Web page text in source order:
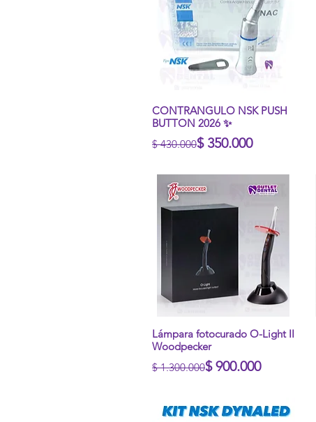
Vista rápida
CONTRANGULO NSK PUSH
BUTTON 2026 ✨
Precio
$ 430.000
Precio de oferta$ 350.000
Vista rápida
Lámpara fotocurado O-Light II
Woodpecker
Precio
$ 1.300.000
Precio de oferta$ 900.000